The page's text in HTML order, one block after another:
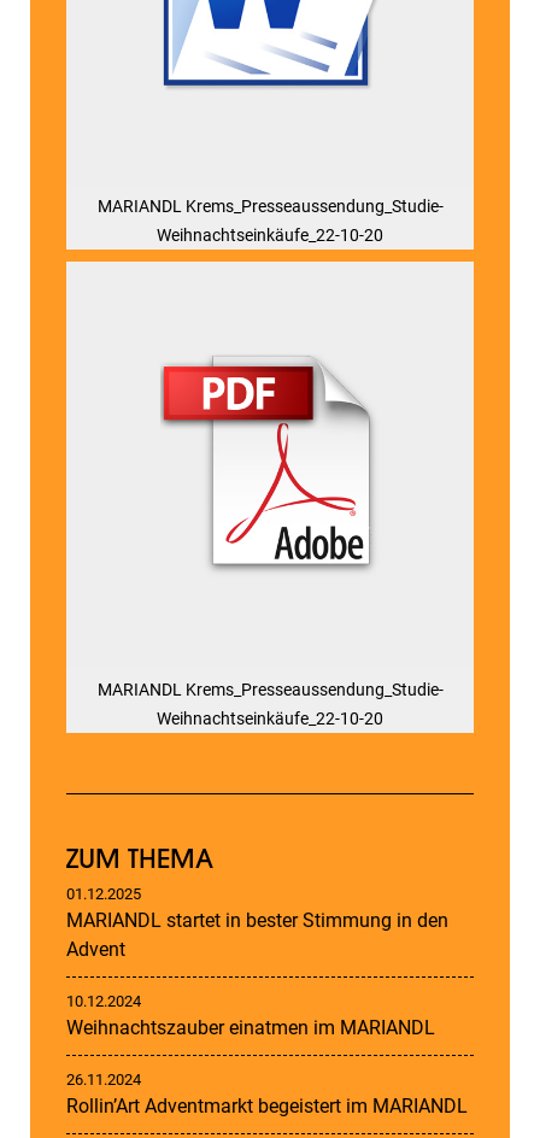
MARIANDL Krems_Presseaussendung_Studie-
Weihnachtseinkäufe_22-10-20
MARIANDL Krems_Presseaussendung_Studie-
Weihnachtseinkäufe_22-10-20
ZUM THEMA
01.12.2025
MARIANDL startet in bester Stimmung in den
Advent
10.12.2024
Weihnachtszauber einatmen im MARIANDL
26.11.2024
Rollin’Art Adventmarkt begeistert im MARIANDL